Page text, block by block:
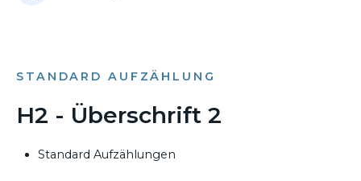
STANDARD AUFZÄHLUNG
H2 - Überschrift 2
Standard Aufzählungen